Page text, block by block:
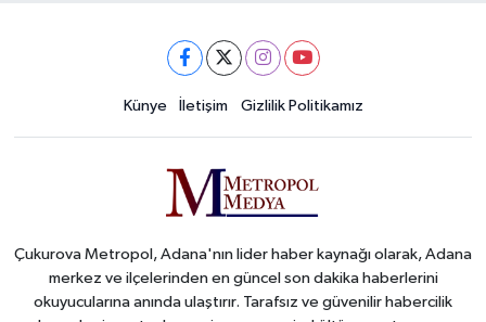
Künye İletişim Gizlilik Politikamız
Çukurova Metropol, Adana'nın lider haber kaynağı olarak, Adana
merkez ve ilçelerinden en güncel son dakika haberlerini
okuyucularına anında ulaştırır. Tarafsız ve güvenilir habercilik